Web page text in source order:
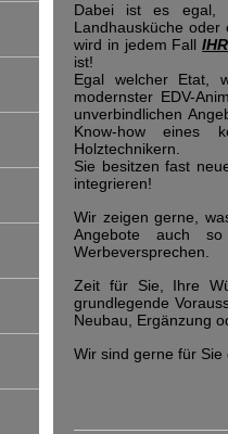
Dabei ist es egal,
Landhausküche
wird in jedem Fall
ist!
Egal welcher Etat,
modernster EDV-
unverbindlichen
Know-how eines
Holztechnikern.
Sie besitzen fast
integrieren!
Wir zeigen gerne,
Angebote auch
Werbeversprechen.
Zeit für Sie, Ihre
grundlegende
Neubau, Ergänzung
Wir sind gerne für Sie